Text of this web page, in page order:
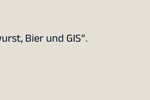
Bier und GIS“.